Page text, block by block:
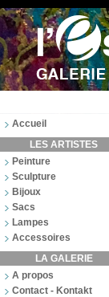
Accueil
LES ARTISTES
Peinture
Sculpture
Bijoux
Sacs
Lampes
Accessoires
LA GALERIE
A propos
Contact - Kontakt